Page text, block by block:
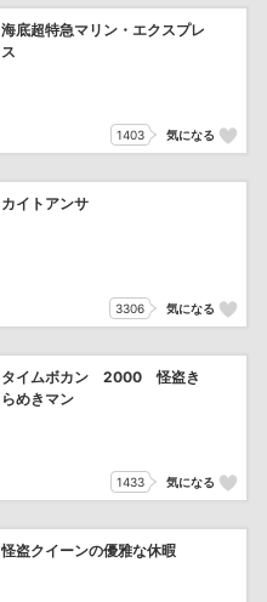
海底超特急マリン・エクスプレ
ス
1403 気になる
カイトアンサ
3306 気になる
タイムボカン 2000 怪盗き
らめきマン
1433 気になる
怪盗クイーンの優雅な休暇